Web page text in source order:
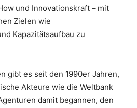
und Innovationskraft – mit
Zielen wie
Kapazitätsaufbau zu
gibt es seit den 1990er Jahren,
Akteure wie die Weltbank
damit begannen, den